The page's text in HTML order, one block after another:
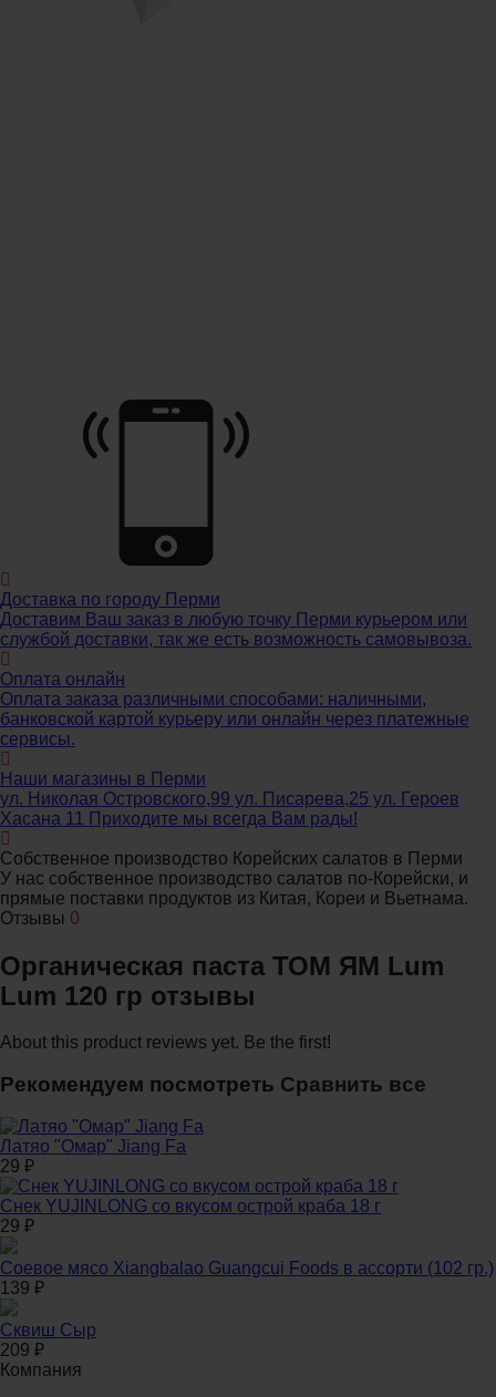
Доставка по городу Перми
Доставим Ваш заказ в любую точку Перми курьером или
службой доставки, так же есть возможность самовывоза.
Оплата онлайн
Оплата заказа различными способами: наличными,
банковской картой курьеру или онлайн через платежные
сервисы.
Наши магазины в Перми
ул. Николая Островского,99 ул. Писарева,25 ул. Героев
Хасана 11 Приходите мы всегда Вам рады!
Собственное производство Корейских салатов в Перми
У нас собственное производство салатов по-Корейски, и
прямые поставки продуктов из Китая, Кореи и Вьетнама.
Отзывы 0
Органическая паста ТОМ ЯМ Lum
Lum 120 гр отзывы
About this product reviews yet. Be the first!
Рекомендуем посмотреть Сравнить все
Латяо "Омар" Jiang Fa
29 ₽
Снек YUJINLONG со вкусом острой краба 18 г
29 ₽
Соевое мясо Xiangbalao Guangcui Foods в ассорти (102 гр.)
139 ₽
Сквиш Сыр
209 ₽
Компания